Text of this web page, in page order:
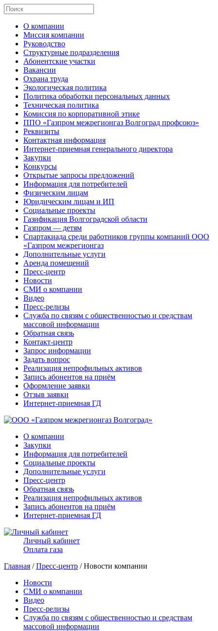
О компании
Миссия компании
Руководство
Структурные подразделения
Абонентские участки
Вакансии
Охрана труда
Экологическая политика
Политика обработки персональных данных
Техническая политика
Комиссия по корпоративной этике
ППО «Газпром межрегионгаз Волгоград профсоюз»
Реквизиты
Контактная информация
Интернет-приемная генерального директора
Закупки
Конкурсы
Открытые запросы предложений
Информация для потребителей
Физическим лицам
Юридическим лицам и ИП
Социальные проекты
Газификация Волгоградской области
Газпром — детям
Спартакиада среди работников группы компаний ООО
«Газпром межрегионгаз
Дополнительные услуги
Аренда помещений
Пресс-центр
Новости
СМИ о компании
Видео
Пресс-релизы
Служба по связям с общественностью и средствам
массовой информации
Обратная связь
Контакт-центр
Запрос информации
Задать вопрос
Реализация непрофильных активов
Запись абонентов на приём
Оформление заявки
Отзыв заявки
Интернет-приемная ГД
О компании
Закупки
Информация для потребителей
Социальные проекты
Дополнительные услуги
Пресс-центр
Обратная связь
Реализация непрофильных активов
Запись абонентов на приём
Интернет-приемная ГД
Личный кабинет
Оплата газа
Главная /Пресс-центр / Новости компании
Новости
СМИ о компании
Видео
Пресс-релизы
Служба по связям с общественностью и средствам
массовой информации